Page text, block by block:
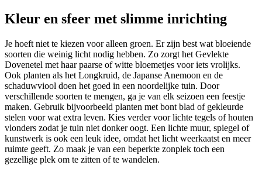
Kleur en sfeer met slimme inrichting
Je hoeft niet te kiezen voor alleen groen. Er zijn best wat bloeiende
soorten die weinig licht nodig hebben. Zo zorgt het Gevlekte
Dovenetel met haar paarse of witte bloemetjes voor iets vrolijks.
Ook planten als het Longkruid, de Japanse Anemoon en de
schaduwviool doen het goed in een noordelijke tuin. Door
verschillende soorten te mengen, ga je van elk seizoen een feestje
maken. Gebruik bijvoorbeeld planten met bont blad of gekleurde
stelen voor wat extra leven. Kies verder voor lichte tegels of houten
vlonders zodat je tuin niet donker oogt. Een lichte muur, spiegel of
kunstwerk is ook een leuk idee, omdat het licht weerkaatst en meer
ruimte geeft. Zo maak je van een beperkte zonplek toch een
gezellige plek om te zitten of te wandelen.